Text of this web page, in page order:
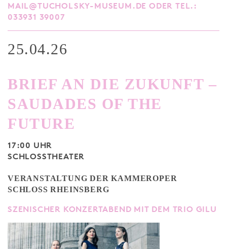
MAIL@TUCHOLSKY-MUSEUM.DE ODER TEL.:
033931 39007
25.04.26
BRIEF AN DIE ZUKUNFT –
SAUDADES OF THE
FUTURE
17:00 UHR
SCHLOSSTHEATER
VERANSTALTUNG DER KAMMEROPER
SCHLOSS RHEINSBERG
SZENISCHER KONZERTABEND MIT DEM TRIO GILU